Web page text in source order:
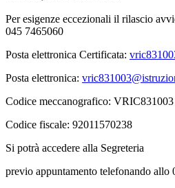
Per esigenze eccezionali il rilascio
045 7465060
Posta elettronica Certificata:
Posta elettronica:
Codice meccanografico:
Codice fiscale: 92011570238
Si potrà accedere alla Segreteria
previo appuntamento telefonando allo